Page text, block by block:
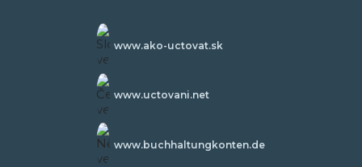
www.ako-uctovat.sk
www.uctovani.net
www.buchhaltungkonten.de